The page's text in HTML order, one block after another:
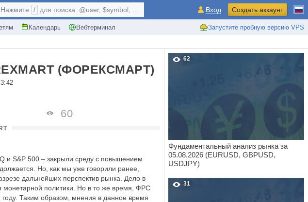
Календарь Вебтерминал Запустите пробную версию VPS
Нажмите / для поиска: @user, $symbol, ... Вход Создать аккаунт
(ФОРЕКСМАРТ)
60
S&P 500 – закрыли среду с повышением.
Но, как мы уже говорили ранее,
дальнейших перспектив рынка. Дело в
политики. Но в то же время, ФРС
году. Таким образом, мнения в данное время
62
Фундаментальный анализ рынка за
05.08.2026 (EURUSD, GBPUSD,
USDJPY)
31